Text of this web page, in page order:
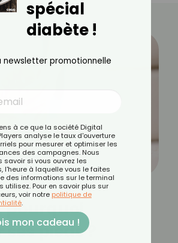
pourquoi
pieds ?
spécial
diabète !
newsletter promotionnelle
à ce que la société Digital
analyse le taux d'ouverture
pour mesurer et optimiser les
des campagnes. Nous
savoir si vous ouvrez les
l'heure à laquelle vous le faites
des informations sur le terminal
utilisez. Pour en savoir plus sur
voir notre politique de
.
mon cadeau !